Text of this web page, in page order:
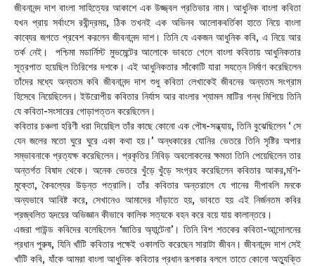
জীবনানন্দ দাশ বাংলা সাহিত্যের আকাশে এক উজ্জ্বল প্রতিভার নাম। আধুনিক বাংলা কবিতা
যখন প্রায় সর্বাংসে রবীন্দ্রময়, ঠিক তখনই এক অভিনব আলোকবর্তিকা হাতে নিয়ে বাংলা
কাব্যের জগতে প্রবেশ করলেন জীবনানন্দ দাশ। তিনি যে একজন আধুনিক কবি, এ নিয়ে আর
তর্ক নেই। পশ্চিমা মডার্নিস্ট মুভমেন্টের আলোকে ভাবতে গেলে বাংলা কবিতায় আধুনিকতার
সূত্রপাত হয়েছিল তিরিশের দশকে। এই আধুনিকতার সাঁকোটি যারা সযত্নে নির্মাণ করেছিলেন
তাঁদের মধ্যে অন্যতম কবি জীবনানন্দ দাশ শুধু কবিতা লেখাকেই জীবনের অন্যতম সংগ্রাম
হিসেবে নিয়েছিলেন। ইউরোপীয় কবিতার নির্যাস আর বাংলার শ্যামল মাটির গন্ধ মিশিয়ে তিনি
যে কবিতা-সংসারের গোড়াপত্তন করেছিলেন।
কবিতার চঞ্চলা হরিণী ধরা দিয়েছিল তাঁর কাছে কোনো এক পৌষ-সন্ধ্যায়, তিনি বুঝেছিলেন ‘ সে
যেন জলের মতো ঘুরে ঘুরে একা কথা হয়।’ অন্ধকারের যোনির ভেতরে তিনি সৃষ্টির অপার
সম্ভাবনাকে প্রত্যক্ষ করেছিলেন। প্রকৃতির নিবিড় অবলোকনের ক্ষমতা তিনি পেয়েছিলেন তার
অন্তর্গত বিষাদ থেকে। অনেক ভেতরে খুঁড়ে খুঁড়ে সংগ্রহ করেছিলেন কবিতার আকর,মণি-
মুক্তো, কৈবল্যের উড়ন্ত পত্রালি। তাঁর কবিতার অন্তরালে যে গানের দীপাবলি মনকে
অন্যভাবে আবিষ্ট করে, সেখানেও আমাদের দাঁড়াতে হয়, ভাবতে হয় এই নির্জনতম কবির
প্রজ্বলিত হৃদয়ের অভিজ্ঞান কীভাবে কালিক সত্যকে বহন করে বয়ে যায় কালান্তরে।
এজরা পাউন্ড কবিদের বলেছিলেন ‘জাতির অ্যান্টেনা’। তিনি বিশ শতকের কবিতা-আন্দোলনের
প্রধান পুরুষ, যিনি খাঁটি কবিতার পক্ষেই ওকালতি করেছেন সারাটা জীবন। জীবনানন্দ দাশ সেই
খাঁটি কবি, যাঁকে আমরা বাংলা আধুনিক কবিতার প্রধান রূপকার বললে তাতে কোনো অত্যুক্তি